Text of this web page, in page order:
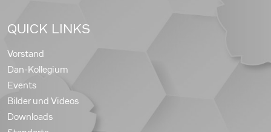
QUICK LINKS
Vorstand
Dan-Kollegium
Events
Bilder und Videos
Downloads